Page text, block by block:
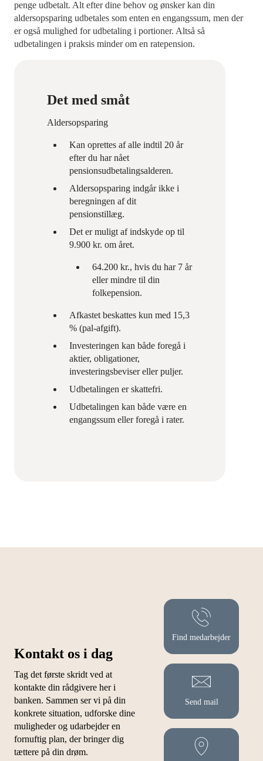
penge udbetalt. Alt efter dine behov og ønsker kan din
aldersopsparing udbetales som enten en engangssum, men der
er også mulighed for udbetaling i portioner. Altså så
udbetalingen i praksis minder om en ratepension.
Det med småt
Aldersopsparing
Kan oprettes af alle indtil 20 år
efter du har nået
pensionsudbetalingsalderen.
Aldersopsparing indgår ikke i
beregningen af dit
pensionstillæg.
Det er muligt af indskyde op til
9.900 kr. om året.
64.200 kr., hvis du har 7 år
eller mindre til din
folkepension.
Afkastet beskattes kun med 15,3
% (pal-afgift).
Investeringen kan både foregå i
aktier, obligationer,
investeringsbeviser eller puljer.
Udbetalingen er skattefri.
Udbetalingen kan både være en
engangssum eller foregå i rater.
Kontakt os i dag
Tag det første skridt ved at
kontakte din rådgivere her i
banken. Sammen ser vi på din
konkrete situation, udforske dine
muligheder og udarbejder en
fornuftig plan, der bringer dig
tættere på din drøm.
Find medarbejder
Send mail